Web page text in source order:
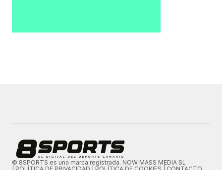
© 8SPORTS es una marca registrada. NOW MASS MEDIA SL